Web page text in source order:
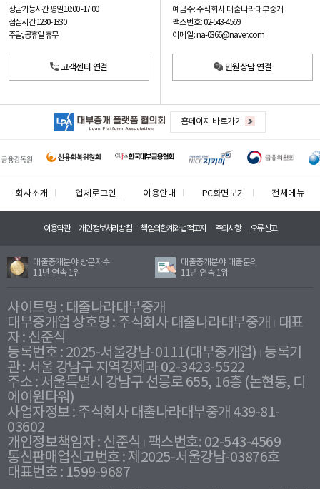
상담가능시간: 평일10:00 -17:00
점심시간: 12:30 - 13:30
주말, 공휴일 휴무
고객센터 연결
예금주: 주식회사 대출나라대부중개
팩스번호: 02-543-4569
이메일: na-0366@naver.com
민원상담 연결
홈페이지 바로가기
회사소개 업체로그인 이용안내 PC화면보기 전체메뉴
이용약관 개인정보처리방침 책임의한계와법적고지 주의사항 오류신고
대출중개분야 방문자수
11년 연속 1위
대출중개분야 대출문의
11년 연속 1위
사이트명 : 대출나라대부중개
대부중개업 상호명 : 주식회사 대출나라대부중개
대표
자 : 신준식
등록번호 : 2025-서울강남-0111(대부중개업) 등록기
관 : 서울 강남구 지역경제과 02-3423-5522
주소 : 서울특별시 강남구 선릉로 655, 16층 (논현동, 디
에이원타워)
사업자정보 : 주식회사 대출나라대부중개 439-81-
03602
개인정보책임자 : 신준식
팩스번호: 02-543-4569
통신판매업신고번호 : 제2025-서울강남-03876호
대표번호 : 1599-9687